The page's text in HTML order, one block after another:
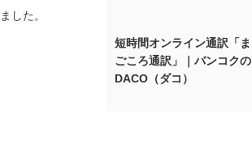
した。
短時間オンライン通訳「ま
ごころ通訳」｜バンコクの
DACO（ダコ）